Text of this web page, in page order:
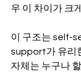
우 이 차이가 크
이 구조는 self-
support가 유리
자체는 누구나